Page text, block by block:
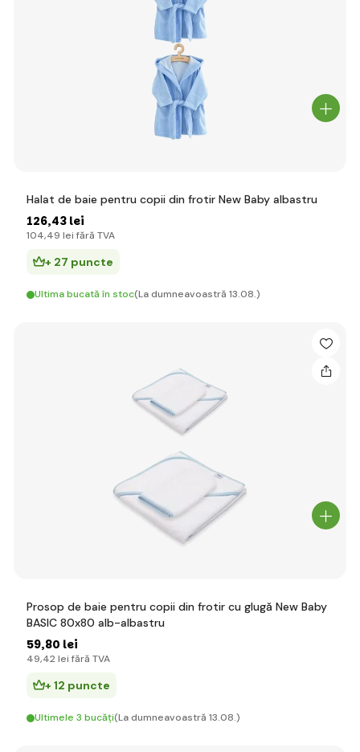
Halat de baie pentru copii din frotir New Baby albastru
126,43 lei
104,49 lei fără TVA
+ 27 puncte
Ultima bucată în stoc(La dumneavoastră 13.08.)
Prosop de baie pentru copii din frotir cu glugă New Baby
BASIC 80x80 alb-albastru
59,80 lei
49,42 lei fără TVA
+ 12 puncte
Ultimele 3 bucăți(La dumneavoastră 13.08.)